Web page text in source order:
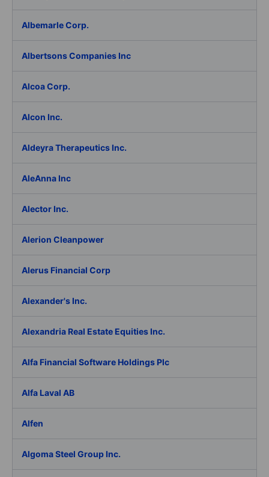
Albemarle Corp.
Albertsons Companies Inc
Alcoa Corp.
Alcon Inc.
Aldeyra Therapeutics Inc.
AleAnna Inc
Alector Inc.
Alerion Cleanpower
Alerus Financial Corp
Alexander's Inc.
Alexandria Real Estate Equities Inc.
Alfa Financial Software Holdings Plc
Alfa Laval AB
Alfen
Algoma Steel Group Inc.